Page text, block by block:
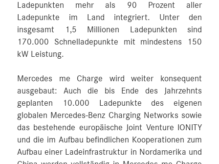
Ladepunkten mehr als 90 Prozent aller
Ladepunkte im Land integriert. Unter den
insgesamt 1,5 Millionen Ladepunkten sind
170.000 Schnelladepunkte mit mindestens 150
kW Leistung.
Mercedes me Charge wird weiter konsequent
ausgebaut: Auch die bis Ende des Jahrzehnts
geplanten 10.000 Ladepunkte des eigenen
globalen Mercedes-Benz Charging Networks sowie
das bestehende europäische Joint Venture IONITY
und die im Aufbau befindlichen Kooperationen zum
Aufbau einer Ladeinfrastruktur in Nordamerika und